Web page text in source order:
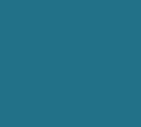
que sustentam a
da energia nuclear,
amplamente comunicadas
transparente com a
de resistências e crenças
de um esforço pedagógico
receios que já não
na realidade tecnológica
social do tema é
política nuclear